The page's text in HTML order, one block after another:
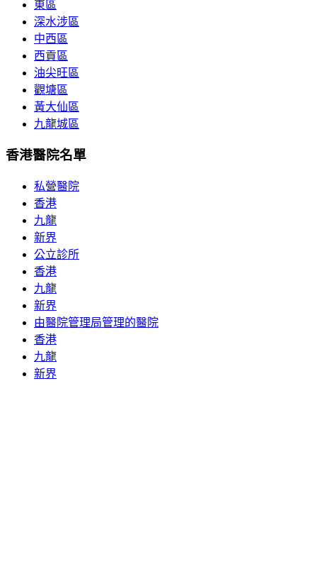
東區
深水涉區
中西區
西貢區
油尖旺區
觀塘區
黃大仙區
九龍城區
香港醫院名單
私營醫院
香港
九龍
新界
公立診所
香港
九龍
新界
由醫院管理局管理的醫院
香港
九龍
新界